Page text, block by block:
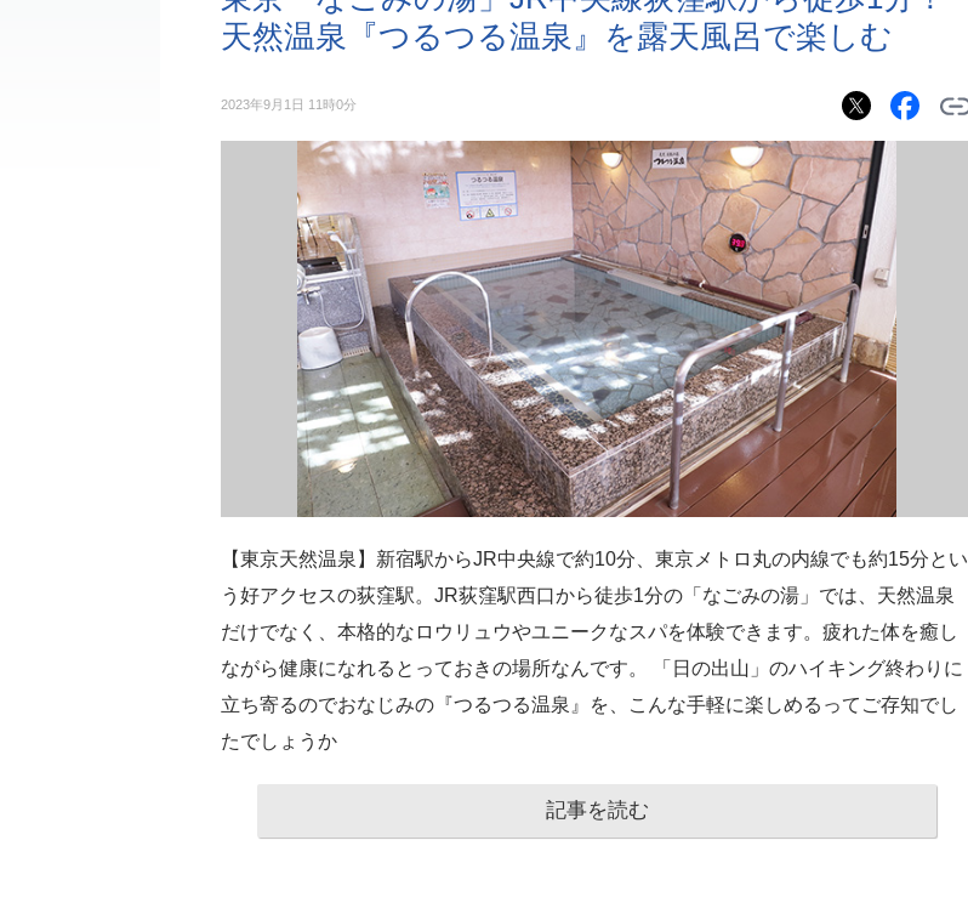
天然温泉『つるつる温泉』を露天風呂で楽しむ
2023年9月1日 11時0分
【東京天然温泉】新宿駅からJR中央線で約10分、東京メトロ丸の内線でも約15分とい
う好アクセスの荻窪駅。JR荻窪駅西口から徒歩1分の「なごみの湯」では、天然温泉
だけでなく、本格的なロウリュウやユニークなスパを体験できます。疲れた体を癒し
ながら健康になれるとっておきの場所なんです。 「日の出山」のハイキング終わりに
立ち寄るのでおなじみの『つるつる温泉』を、こんな手軽に楽しめるってご存知でし
たでしょうか
記事を読む